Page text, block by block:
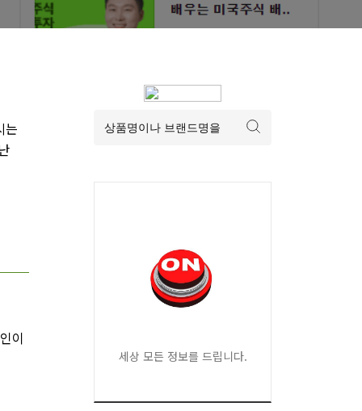
는
이
세상 모든 정보를 드립니다.